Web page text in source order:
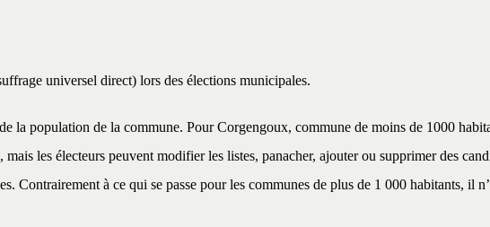
universel direct) lors des élections municipales.
la population de la commune. Pour Corgengoux, commune de moins de 1000
les électeurs peuvent modifier les listes, panacher, ajouter ou supprimer des
Contrairement à ce qui se passe pour les communes de plus de 1 000 habitants, il